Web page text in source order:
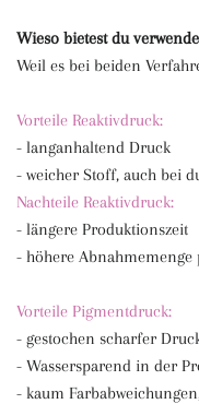
Wieso bietest du
Weil es bei beiden
Vorteile Reaktivdruck:
- langanhaltend Druck
- weicher Stoff, auch bei
Nachteile Reaktivdruck:
- längere Produktionszeit
- höhere Abnahmemenge
Vorteile Pigmentdruck:
- gestochen scharfer
- Wassersparend in der
- kaum